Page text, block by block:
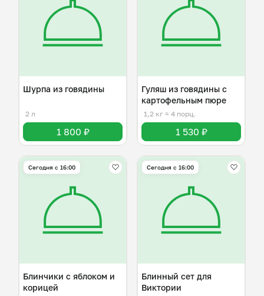
Шурпа из говядины
2 л
1 800 ₽
Гуляш из говядины с
картофельным пюре
1,2 кг ≈ 4 порц.
1 530 ₽
Сегодня с 16:00
Блинчики с яблоком и
корицей
Сегодня с 16:00
Блинный сет для
Виктории